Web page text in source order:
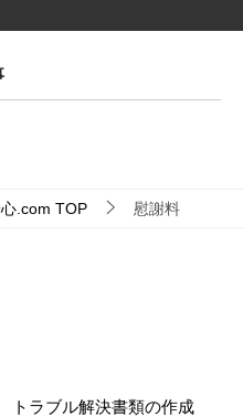
.com TOP 慰謝料
トラブル解決書類の作成